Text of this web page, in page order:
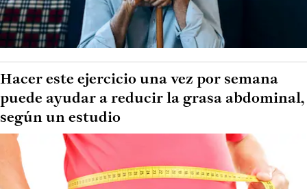
Hacer este ejercicio una vez por semana
puede ayudar a reducir la grasa abdominal,
según un estudio